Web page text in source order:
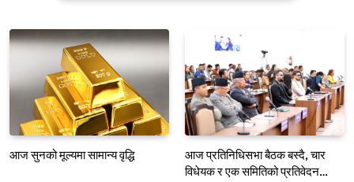
आज सुनको मूल्यमा सामान्य वृद्धि
आज प्रतिनिधिसभा बैठक बस्दै, चार
विधेयक र एक समितिको प्रतिवेदन